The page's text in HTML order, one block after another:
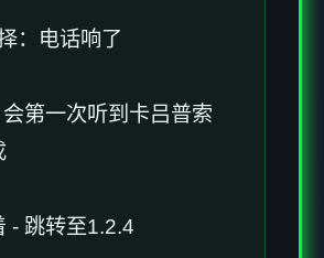
：电话响了
第一次听到卡吕普索
- 跳转至1.2.4